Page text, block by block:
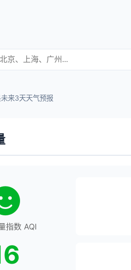
来3天天气预报
指数 AQI